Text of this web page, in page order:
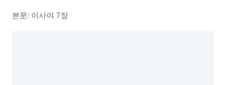
본문: 이사야 7장